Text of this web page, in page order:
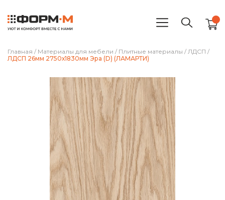
Главная / Материалы для мебели / Плитные материалы / ЛДСП /
ЛДСП 26мм 2750х1830мм Эра (D) (ЛАМАРТИ)